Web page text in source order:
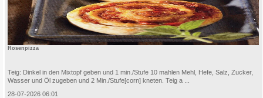
Rosenpizza
Teig: Dinkel in den Mixtopf geben und 1 min./Stufe 10 mahlen Mehl, Hefe, Salz, Zucker,
Wasser und Öl zugeben und 2 Min./Stufe[corn] kneten. Teig a ...
28-07-2026 06:01